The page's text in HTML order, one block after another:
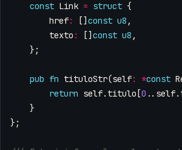
const Link = struct {
href: [] const u8 ,
texto : [] const u8 ,
};
pub fn tituloStr(self: *const
return self. titulo [0 .. self.
}
};